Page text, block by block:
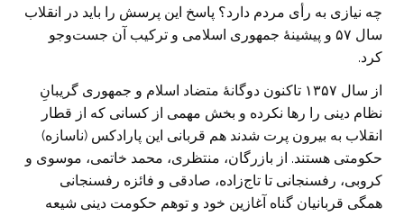
چه نیازی به رأی مردم دارد؟ پاسخ این پرسش را باید در انقلاب
سال ۵۷ و پیشینهٔ جمهوری اسلامی و ترکیب آن جست‌وجو
کرد.
از سال ۱۳۵۷ تاکنون دوگانهٔ متضاد اسلام و جمهوری گریبانِ
نظام دینی را رها نکرده و بخش مهمی از کسانی که از قطار
انقلاب به بیرون پرت شدند هم قربانی این پارادکس (ناسازه)
حکومتی هستند. از بازرگان، منتظری، محمد خاتمی، موسوی و
کروبی، رفسنجانی تا تاج‌زاده، صادقی و فائزه رفسنجانی
همگی قربانیان گناه آغازین خود و توهم حکومت دینی شیعه